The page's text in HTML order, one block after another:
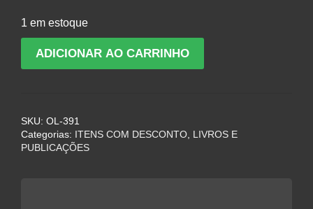
original
era:
atual
é:
1 em estoque
Encyclopedia
of
Aviation"
ADICIONAR AO CARRINHO
SKU: OL-391
Categorias: ITENS COM DESCONTO, LIVROS E
PUBLICAÇÕES